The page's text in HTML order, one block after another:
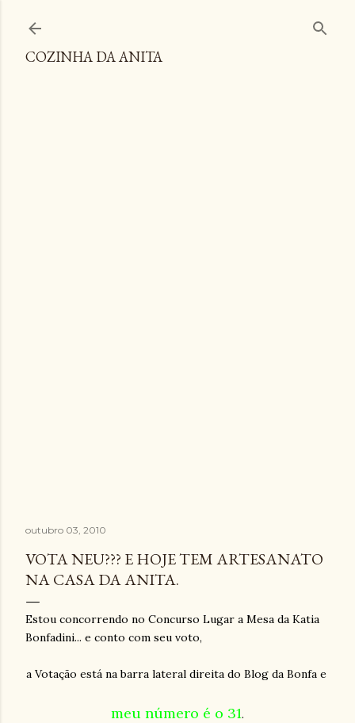
COZINHA DA ANITA
outubro 03, 2010
VOTA NEU??? E HOJE TEM ARTESANATO
NA CASA DA ANITA.
Estou concorrendo no Concurso Lugar a Mesa da Katia
Bonfadini... e conto com seu voto,
a Votação está na barra lateral direita do Blog da Bonfa e
meu número é o 31.